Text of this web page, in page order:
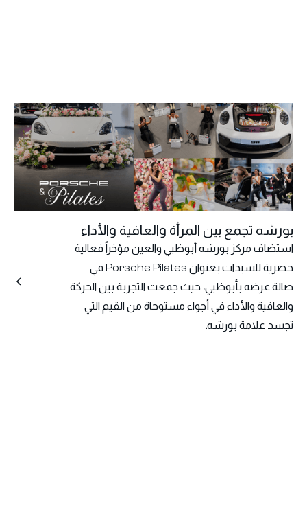
بورشه تجمع بين المرأة والعافية والأداء
استضاف مركز بورشه أبوظبي والعين مؤخراً فعالية
حصرية للسيدات بعنوان Porsche Pilates في
صالة عرضه بأبوظبي، حيث جمعت التجربة بين الحركة
والعافية والأداء في أجواء مستوحاة من القيم التي
تجسد علامة بورشه.